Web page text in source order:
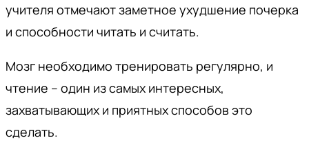
учителя отмечают заметное ухудшение почерка
и способности читать и считать.
Мозг необходимо тренировать регулярно, и
чтение – один из самых интересных,
захватывающих и приятных способов это
сделать.